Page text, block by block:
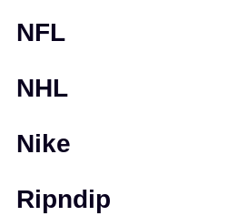
NFL
NHL
Nike
Ripndip